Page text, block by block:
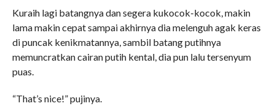
Kuraih lagi batangnya dan segera kukocok-kocok, makin
lama makin cepat sampai akhirnya dia melenguh agak keras
di puncak kenikmatannya, sambil batang putihnya
memuncratkan cairan putih kental, dia pun lalu tersenyum
puas.
“That’s nice!” pujinya.